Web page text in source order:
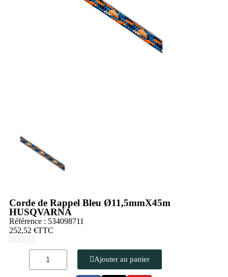
Corde de Rappel Bleu Ø11,5mmX45m
HUSQVARNA
Référence : 534098711
252,52 €TTC
    
Ajouter au panier